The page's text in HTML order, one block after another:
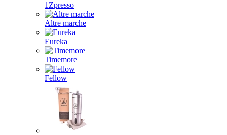
1Zpresso
Altre marche
Eureka
Timemore
Fellow